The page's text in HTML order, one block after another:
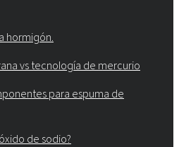
hormigón.
vs tecnología de mercurio
para espuma de
de sodio?